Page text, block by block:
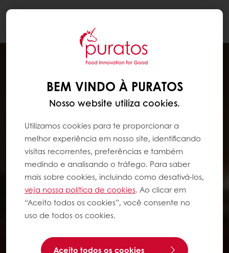
BEM VINDO À PURATOS
Nosso website utiliza cookies.
Utilizamos cookies para te proporcionar a
melhor experiência em nosso site, identificando
visitas recorrentes, preferências e também
medindo e analisando o tráfego. Para saber
mais sobre cookies, incluindo como desativá-los,
veja nossa política de cookies. Ao clicar em
“Aceito todos os cookies”, você consente no
uso de todos os cookies.
Aceito todos os cookies